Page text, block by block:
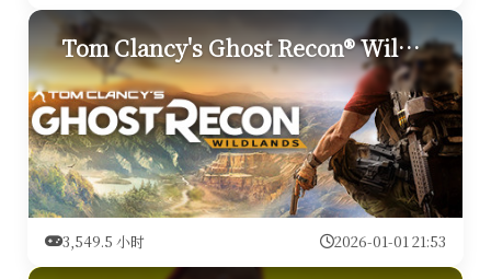
Tom Clancy's Ghost Recon® Wildlands
3,549.5 小时 2026-01-01 21:53